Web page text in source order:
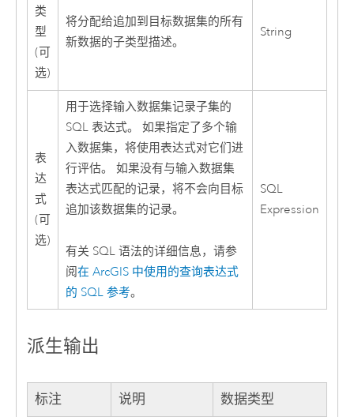
类
型
(可
选)
将分配给追加到目标数据集的所有
新数据的子类型描述。
String
表
达
式
(可
选)
用于选择输入数据集记录子集的
SQL 表达式。 如果指定了多个输
入数据集，将使用表达式对它们进
行评估。 如果没有与输入数据集
表达式匹配的记录，将不会向目标
追加该数据集的记录。
有关 SQL 语法的详细信息，请参
阅在 ArcGIS 中使用的查询表达式
的 SQL 参考。
SQL
Expression
派生输出
标注 说明 数据类型